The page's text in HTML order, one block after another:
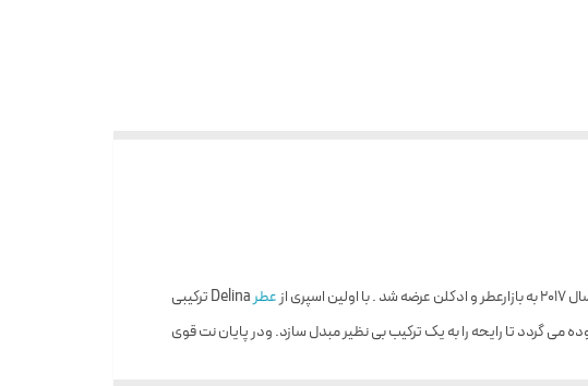
عطر
Delina ترکیبی
می گردد تا رایحه را به یک ترکیب بی نظیر مبدل سازد. ودر پایان نت قوی